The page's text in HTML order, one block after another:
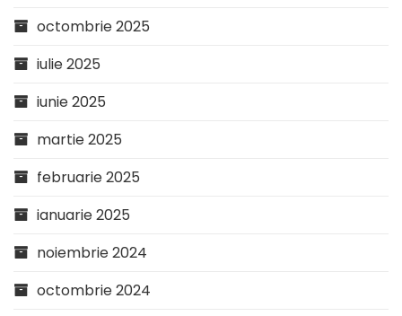
octombrie 2025
iulie 2025
iunie 2025
martie 2025
februarie 2025
ianuarie 2025
noiembrie 2024
octombrie 2024